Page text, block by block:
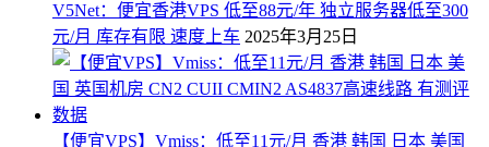
V5Net：便宜香港VPS 低至88元/年 独立服务器低至300
元/月 库存有限 速度上车 2025年3月25日
【便宜VPS】Vmiss：低至11元/月 香港 韩国 日本 美国